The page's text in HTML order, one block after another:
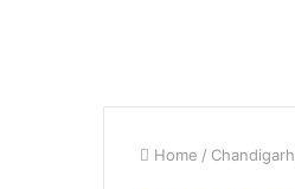
Home / Chandigarh